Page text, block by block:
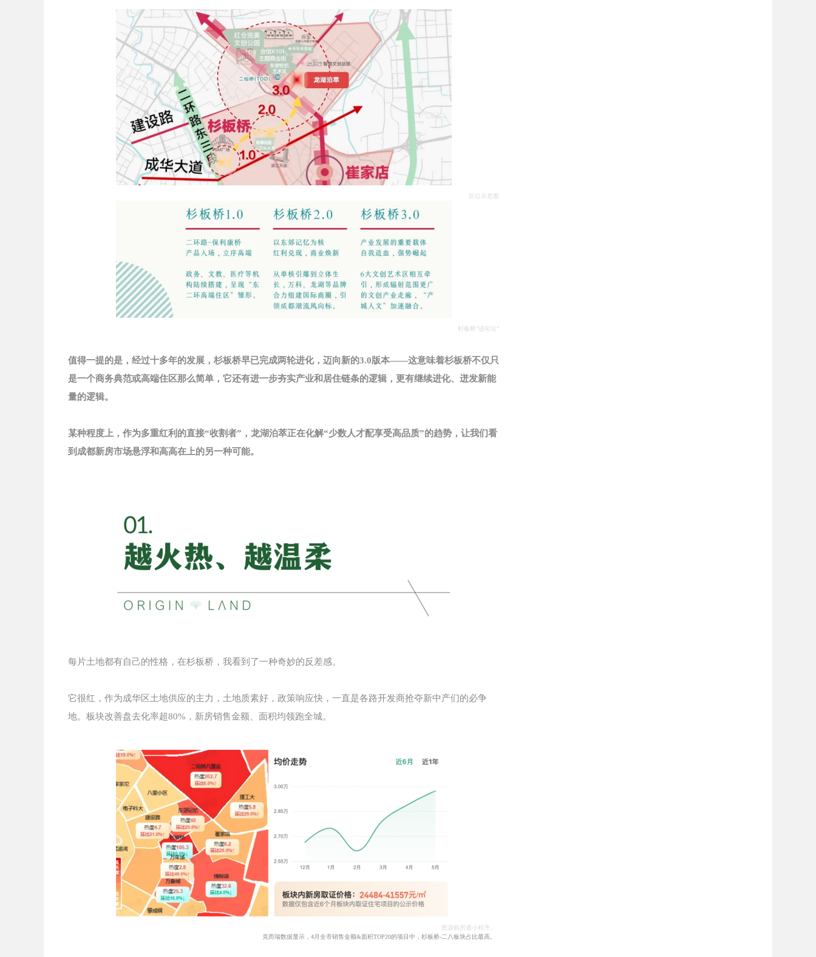
区位示意图
杉板桥“进化论”
值得一提的是，经过十多年的发展，杉板桥早已完成两轮进化，迈向新的3.0版本——这意味着杉板桥不仅只
是一个商务典范或高端住区那么简单，它还有进一步夯实产业和居住链条的逻辑，更有继续进化、迸发新能
量的逻辑。
某种程度上，作为多重红利的直接“收割者”，龙湖泊萃正在化解“少数人才配享受高品质”的趋势，让我们看
到成都新房市场悬浮和高高在上的另一种可能。
每片土地都有自己的性格，在杉板桥，我看到了一种奇妙的反差感。
它很红，作为成华区土地供应的主力，土地质素好，政策响应快，一直是各路开发商抢夺新中产们的必争
地。板块改善盘去化率超80%，新房销售金额、面积均领跑全城。
图源购房通小程序。
克而瑞数据显示，4月全市销售金额&面积TOP20的项目中，杉板桥-二八板块占比最高。